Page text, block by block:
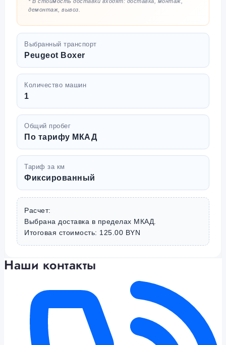
* В стоимость доставки входят: доставка, монтаж,
демонтаж, вывоз.
Выбранный транспорт
Peugeot Boxer
Количество машин
1
Общий пробег
По тарифу МКАД
Тариф за км
Фиксированный
Расчет:
Выбрана доставка в пределах МКАД.
Итоговая стоимость: 125.00 BYN
Наши контакты